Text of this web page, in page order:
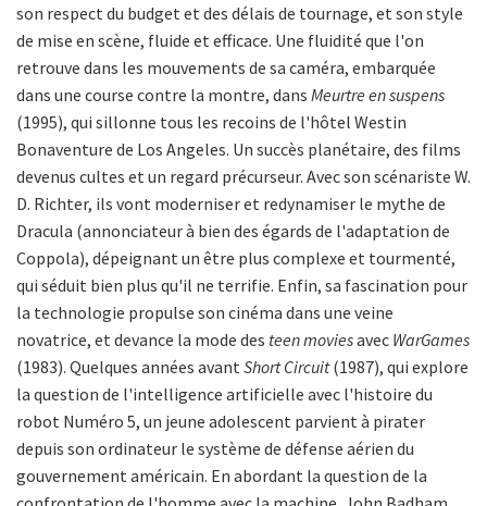
son respect du budget et des délais de tournage, et son style
de mise en scène, fluide et efficace. Une fluidité que l'on
retrouve dans les mouvements de sa caméra, embarquée
dans une course contre la montre, dans Meurtre en suspens
(1995), qui sillonne tous les recoins de l'hôtel Westin
Bonaventure de Los Angeles. Un succès planétaire, des films
devenus cultes et un regard précurseur. Avec son scénariste W.
D. Richter, ils vont moderniser et redynamiser le mythe de
Dracula (annonciateur à bien des égards de l'adaptation de
Coppola), dépeignant un être plus complexe et tourmenté,
qui séduit bien plus qu'il ne terrifie. Enfin, sa fascination pour
la technologie propulse son cinéma dans une veine
novatrice, et devance la mode des teen moviesavec WarGames
(1983). Quelques années avant Short Circuit(1987), qui explore
la question de l'intelligence artificielle avec l'histoire du
robot Numéro 5, un jeune adolescent parvient à pirater
depuis son ordinateur le système de défense aérien du
gouvernement américain. En abordant la question de la